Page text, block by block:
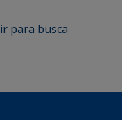
ir para busca